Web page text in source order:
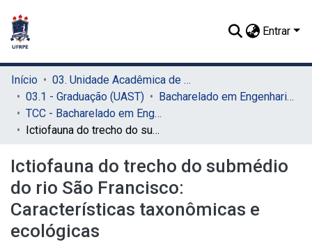
Entrar
Início
03. Unidade Acadêmica de Serra Talhada (UAST)
03.1 - Graduação (UAST)
Bacharelado em Engenharia de Pesca (UAST)
TCC - Bacharelado em Engenharia de Pesca (UAST)
Ictiofauna do trecho do submédio do rio São Francisco: Características taxonômicas e ecológicas
Ictiofauna do trecho do submédio
do rio São Francisco:
Características taxonômicas e
ecológicas